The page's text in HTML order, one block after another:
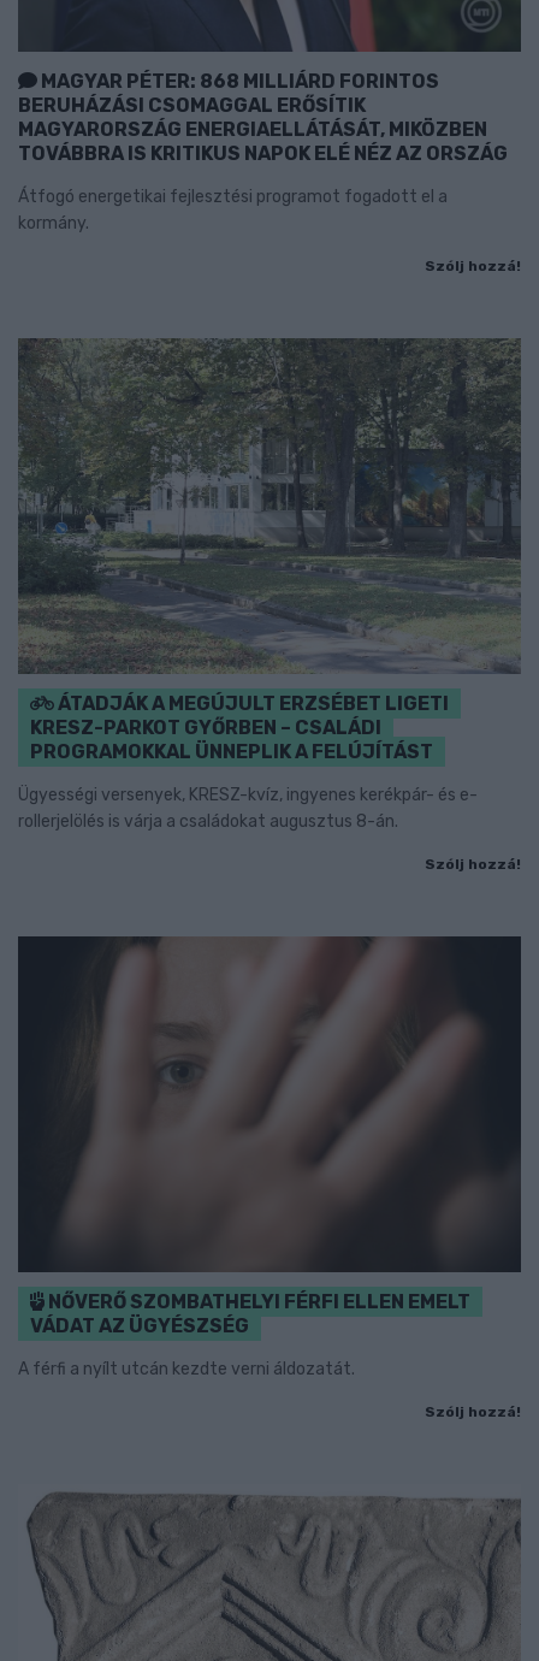
MAGYAR PÉTER: 868 MILLIÁRD FORINTOS
BERUHÁZÁSI CSOMAGGAL ERŐSÍTIK
MAGYARORSZÁG ENERGIAELLÁTÁSÁT, MIKÖZBEN
TOVÁBBRA IS KRITIKUS NAPOK ELÉ NÉZ AZ ORSZÁG
Átfogó energetikai fejlesztési programot fogadott el a
kormány.
Szólj hozzá!
ÁTADJÁK A MEGÚJULT ERZSÉBET LIGETI
KRESZ-PARKOT GYŐRBEN – CSALÁDI
PROGRAMOKKAL ÜNNEPLIK A FELÚJÍTÁST
Ügyességi versenyek, KRESZ-kvíz, ingyenes kerékpár- és e-
rollerjelölés is várja a családokat augusztus 8-án.
Szólj hozzá!
NŐVERŐ SZOMBATHELYI FÉRFI ELLEN EMELT
VÁDAT AZ ÜGYÉSZSÉG
A férfi a nyílt utcán kezdte verni áldozatát.
Szólj hozzá!